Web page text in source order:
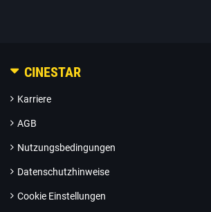
CINESTAR
Karriere
AGB
Nutzungsbedingungen
Datenschutzhinweise
Cookie Einstellungen